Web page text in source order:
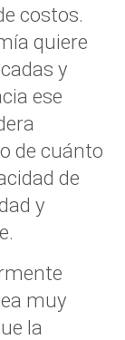
costos.
quiere
y
ese
de cuánto
de
y
muy
la